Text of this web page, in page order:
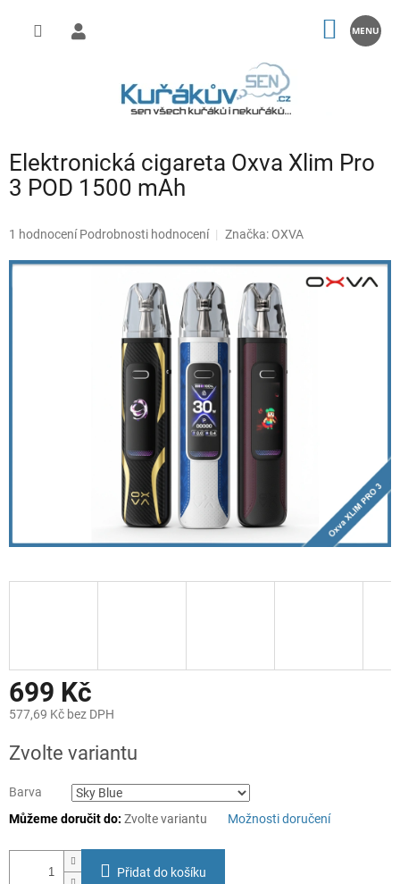
KOŠÍK
Elektronická cigareta Oxva Xlim Pro
3 POD 1500 mAh
Průměrné
produktu
je
1 hodnocení Podrobnosti hodnocení Značka: OXVA
699 Kč
577,69 Kč bez DPH
cena:
Zvolte variantu
Barva
Můžeme doručit do: Zvolte variantu Možnosti doručení
Přidat do košíku